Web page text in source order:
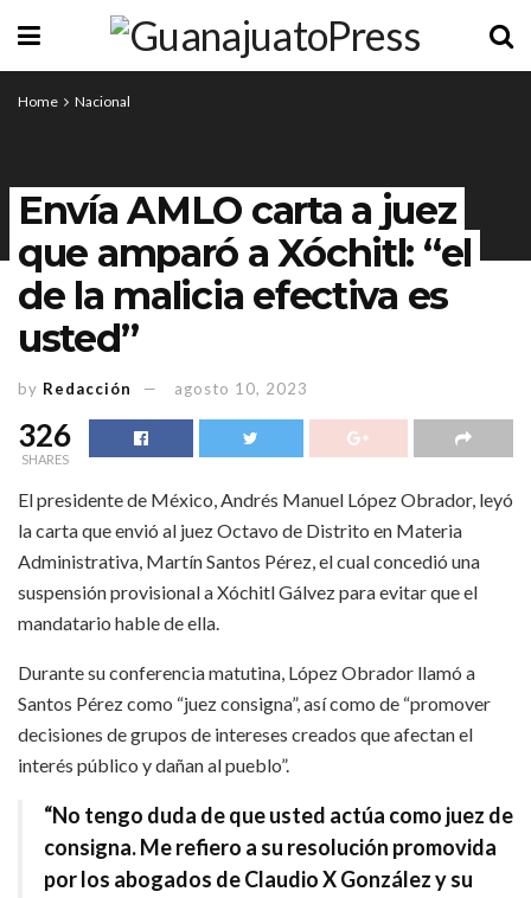
Home Nacional
Envía AMLO carta a juez
que amparó a Xóchitl: “el
de la malicia efectiva es
usted”
by Redacción agosto 10, 2023
326
SHARES
El presidente de México, Andrés Manuel López Obrador, leyó
la carta que envió al juez Octavo de Distrito en Materia
Administrativa, Martín Santos Pérez, el cual concedió una
suspensión provisional a Xóchitl Gálvez para evitar que el
mandatario hable de ella.
Durante su conferencia matutina, López Obrador llamó a
Santos Pérez como “juez consigna”, así como de “promover
decisiones de grupos de intereses creados que afectan el
interés público y dañan al pueblo”.
“No tengo duda de que usted actúa como juez de
consigna. Me refiero a su resolución promovida
por los abogados de Claudio X González y su